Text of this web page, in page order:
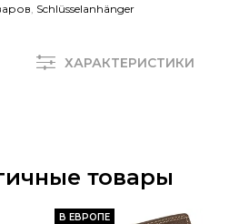
Schlüsselanhänger
ХАРАКТЕРИСТИКИ
товары
В ЕВРОПЕ